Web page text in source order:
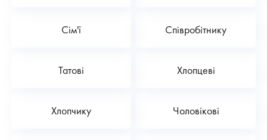
Сім'ї Співробітнику
Татові Хлопцеві
Хлопчику Чоловікові